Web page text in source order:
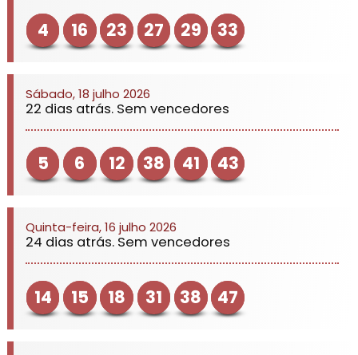
4 16 23 27 29 33
Sábado, 18 julho 2026
22 dias atrás. Sem vencedores
5 6 12 38 41 43
Quinta-feira, 16 julho 2026
24 dias atrás. Sem vencedores
14 15 18 31 38 47